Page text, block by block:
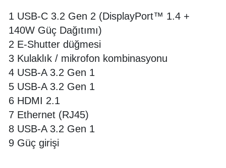
1 USB-C 3.2 Gen 2 (DisplayPort™ 1.4 +
140W Güç Dağıtımı)
2 E-Shutter düğmesi
3 Kulaklık / mikrofon kombinasyonu
4 USB-A 3.2 Gen 1
5 USB-A 3.2 Gen 1
6 HDMI 2.1
7 Ethernet (RJ45)
8 USB-A 3.2 Gen 1
9 Güç girişi